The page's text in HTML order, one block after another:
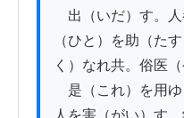
出（いだ）す。人
（ひと）を助（た
く）なれ共。俗医（
是（これ）を用ゆ
人を害（がい）す